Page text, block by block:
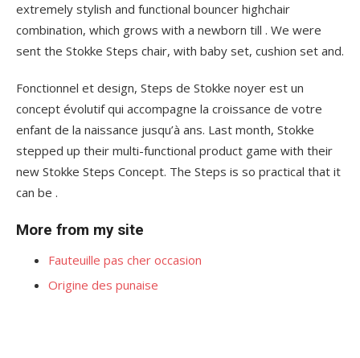
extremely stylish and functional bouncer highchair
combination, which grows with a newborn till . We were
sent the Stokke Steps chair, with baby set, cushion set and.
Fonctionnel et design, Steps de Stokke noyer est un
concept évolutif qui accompagne la croissance de votre
enfant de la naissance jusqu’à ans. Last month, Stokke
stepped up their multi-functional product game with their
new Stokke Steps Concept. The Steps is so practical that it
can be .
More from my site
Fauteuille pas cher occasion
Origine des punaise